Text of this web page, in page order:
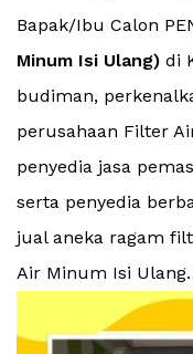
Bapak/Ibu Calon
Minum Isi Ulang) di
budiman,
perusahaan Filter
penyedia jasa
serta penyedia
jual aneka ragam
Air Minum Isi Ulang.